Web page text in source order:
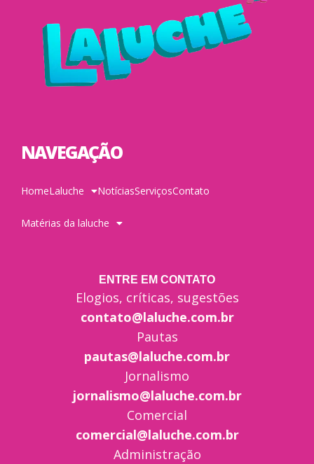
NAVEGAÇÃO
HomeLaluche NotíciasServiçosContato
Matérias da laluche
ENTRE EM CONTATO
Elogios, críticas, sugestões
contato@laluche.com.br
Pautas
pautas@laluche.com.br
Jornalismo
jornalismo@laluche.com.br
Comercial
comercial@laluche.com.br
Administração